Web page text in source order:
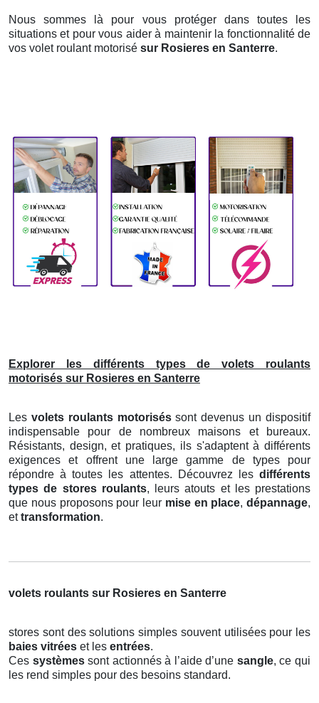
Nous sommes là pour vous protéger dans toutes les
situations et pour vous aider à maintenir la fonctionnalité de
vos volet roulant motorisé sur Rosieres en Santerre.
Explorer les différents types de volets roulants
motorisés sur Rosieres en Santerre
Les volets roulants motoriséssont devenus un dispositif
indispensable pour de nombreux maisons et bureaux.
Résistants, design, et pratiques, ils s'adaptent à différents
exigences et offrent une large gamme de types pour
répondre à toutes les attentes. Découvrez les différents
types de stores roulants, leurs atouts et les prestations
que nous proposons pour leur mise en place, dépannage,
ettransformation.
volets roulants sur Rosieres en Santerre
stores sont des solutions simples souvent utilisées pour les
baies vitrées et les entrées.
Ces systèmessont actionnés à l’aide d’une sangle, ce qui
les rend simples pour des besoins standard.